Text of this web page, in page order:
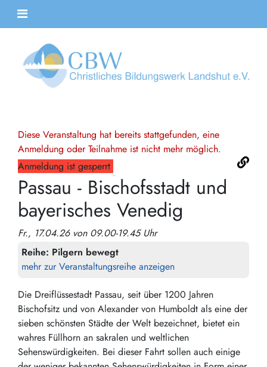
Diese Veranstaltung hat bereits stattgefunden, eine
Anmeldung oder Teilnahme ist nicht mehr möglich.
Anmeldung ist gesperrt
Passau - Bischofsstadt und
bayerisches Venedig
Fr., 17.04.26 von 09.00-19.45 Uhr
Reihe: Pilgern bewegt
mehr zur Veranstaltungsreihe anzeigen
Die Dreiflüssestadt Passau, seit über 1200 Jahren
Bischofsitz und von Alexander von Humboldt als eine der
sieben schönsten Städte der Welt bezeichnet, bietet ein
wahres Füllhorn an sakralen und weltlichen
Sehenswürdigkeiten. Bei dieser Fahrt sollen auch einige